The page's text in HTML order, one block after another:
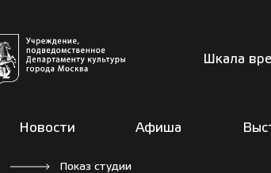
Шкала
Новости Афиша
Показ студии